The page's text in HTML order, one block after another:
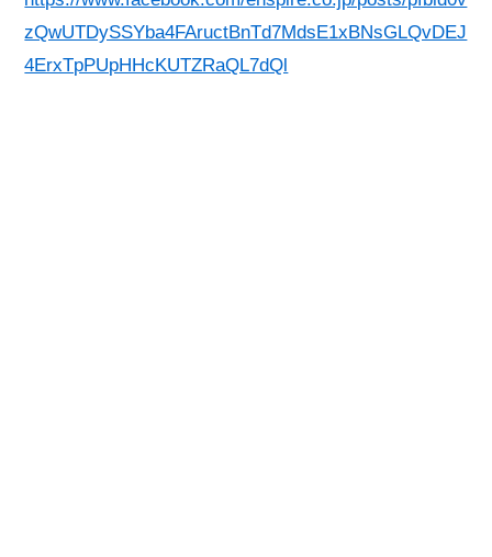
zQwUTDySSYba4FAructBnTd7MdsE1xBNsGLQvDEJ
4ErxTpPUpHHcKUTZRaQL7dQl